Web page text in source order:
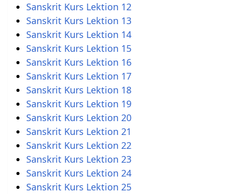
Sanskrit Kurs Lektion 12
Sanskrit Kurs Lektion 13
Sanskrit Kurs Lektion 14
Sanskrit Kurs Lektion 15
Sanskrit Kurs Lektion 16
Sanskrit Kurs Lektion 17
Sanskrit Kurs Lektion 18
Sanskrit Kurs Lektion 19
Sanskrit Kurs Lektion 20
Sanskrit Kurs Lektion 21
Sanskrit Kurs Lektion 22
Sanskrit Kurs Lektion 23
Sanskrit Kurs Lektion 24
Sanskrit Kurs Lektion 25